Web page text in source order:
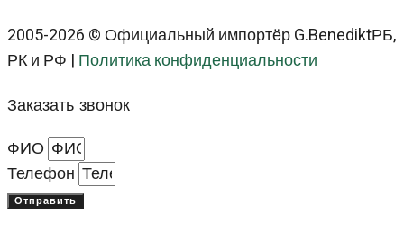
2005-2026 © Официальный импортёр G.BenediktРБ,
РК и РФ |Политика конфиденциальности
Заказать звонок
ФИО
Телефон
Отправить